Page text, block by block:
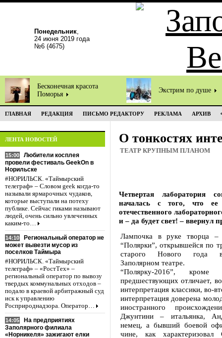
Понедельник,
24 июня 2019 года
№6 (4675)
Бесконечная красота
Поморья
Экстрим по душе
ГЛАВНАЯ РЕДАКЦИЯ ПИСЬМО РЕДАКТОРУ РЕКЛАМА АРХИВ
ЛЕНТА НОВОСТЕЙ
15:00
Любители косплея
провели фестиваль GeekOn в
Норильске
#НОРИЛЬСК. «Таймырский
телеграф» – Словом geek когда-то
называли ярмарочных чудаков,
которые выступали на потеху
публике. Сейчас гиками называют
людей, очень сильно увлеченных
каким-то…
14:10
Региональный оператор не
может вывезти мусор из
поселков Таймыра
#НОРИЛЬСК. «Таймырский
телеграф» – «РостТех» –
региональный оператор по вывозу
твердых коммунальных отходов –
подало в краевой арбитражный суд
иск к управлению
Росприроднадзора. Оператор…
14:05
На предприятиях
Заполярного филиала
«Норникеля» зажигают елки
О тонкостях
ТЕАТР КРУПНЫМ ПЛАНОМ
Четвертая лаборатория
началась с того, что ее
отечественного
и – да будет свет! – ввернул
Лампочка в руке творца –
“Полярки”, открывшейся по
старого Нового года
Заполярном театре.
“Полярку-2016”,
предшествующих отличает,
интерпретация классики, во-
интерпретация доверена
иностранного
Джунтини – итальянка,
немец, а бывший боевой
чине, как характеризовал